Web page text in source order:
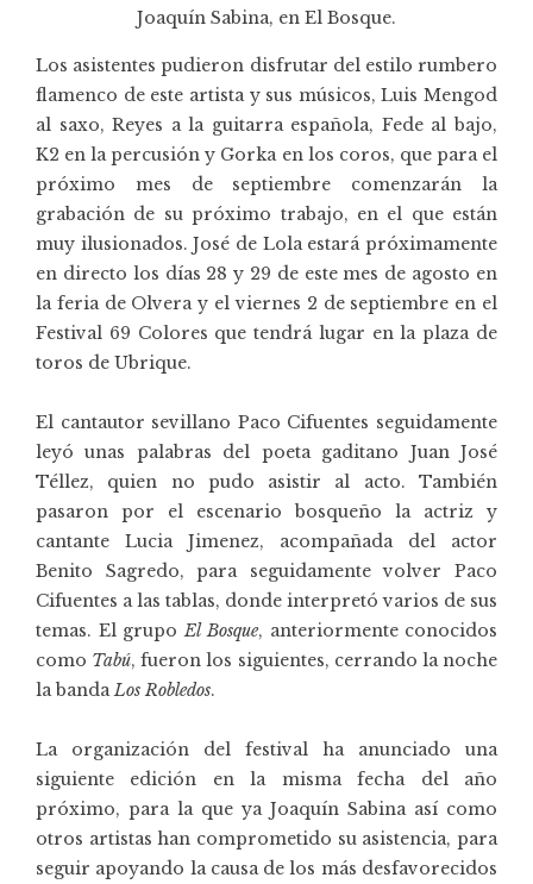
Joaquín Sabina, en El Bosque.
Los asistentes pudieron disfrutar del estilo rumbero
flamenco de este artista y sus músicos, Luis Mengod
al saxo, Reyes a la guitarra española, Fede al bajo,
K2 en la percusión y Gorka en los coros, que para el
próximo mes de septiembre comenzarán la
grabación de su próximo trabajo, en el que están
muy ilusionados. José de Lola estará próximamente
en directo los días 28 y 29 de este mes de agosto en
la feria de Olvera y el viernes 2 de septiembre en el
Festival 69 Colores que tendrá lugar en la plaza de
toros de Ubrique.
El cantautor sevillano Paco Cifuentes seguidamente
leyó unas palabras del poeta gaditano Juan José
Téllez, quien no pudo asistir al acto. También
pasaron por el escenario bosqueño la actriz y
cantante Lucia Jimenez, acompañada del actor
Benito Sagredo, para seguidamente volver Paco
Cifuentes a las tablas, donde interpretó varios de sus
temas. El grupoEl Bosque, anteriormente conocidos
como Tabú, fueron los siguientes, cerrando la noche
la bandaLos Robledos.
La organización del festival ha anunciado una
siguiente edición en la misma fecha del año
próximo, para la que ya Joaquín Sabina así como
otros artistas han comprometido su asistencia, para
seguir apoyando la causa de los más desfavorecidos